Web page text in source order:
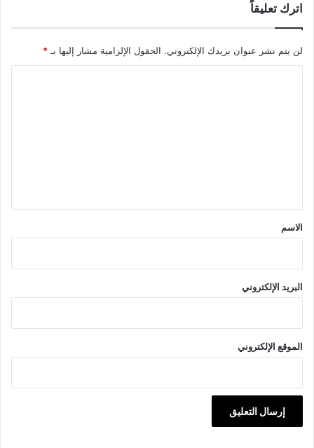
اترك تعليقاً
لن يتم نشر عنوان بريدك الإلكتروني. الحقول الإلزامية مشار إليها بـ *
*
الاسم
البريد الإلكتروني
الموقع الإلكتروني